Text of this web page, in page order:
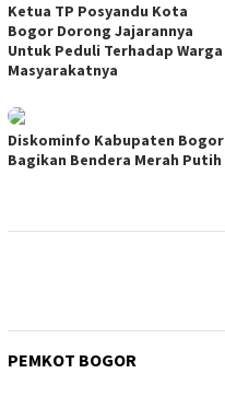
Ketua TP Posyandu Kota
Bogor Dorong Jajarannya
Untuk Peduli Terhadap Warga
Masyarakatnya
Diskominfo Kabupaten Bogor
Bagikan Bendera Merah Putih
PEMKOT BOGOR